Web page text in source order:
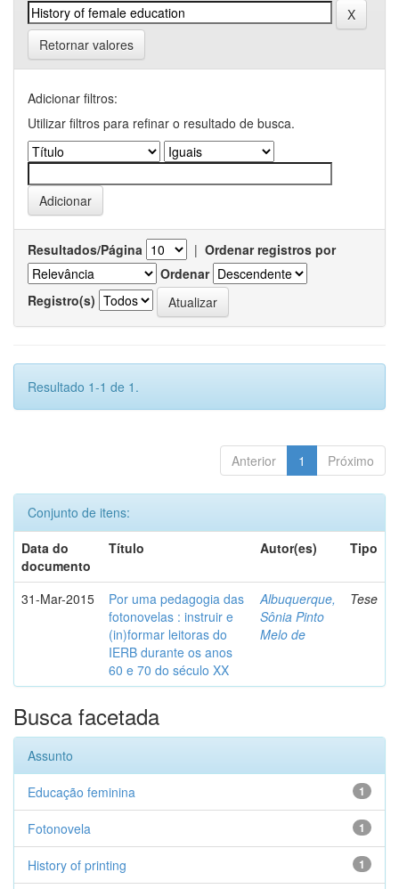
Retornar valores
Adicionar filtros:
Utilizar filtros para refinar o resultado de busca.
Resultados/Página | Ordenar registros por
Ordenar
Registro(s)
Resultado 1-1 de 1.
Anterior 1 Próximo
Conjunto de itens:
Data do
documento
Título Autor(es) Tipo
31-Mar-2015
Por uma pedagogia das
fotonovelas : instruir e
(in)formar leitoras do
IERB durante os anos
60 e 70 do século XX
Albuquerque,
Sônia Pinto
Melo de
Tese
Busca facetada
Assunto
1
Educação feminina
1
Fotonovela
1
History of printing